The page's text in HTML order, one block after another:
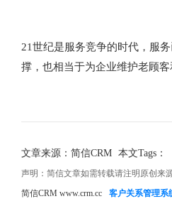
21世纪是服务竞争的时代，服
撑，也相当于为企业维护老顾
文章来源：简信CRM 本文Tags：
声明：简信文章如需转载请注明原创来
简信CRM www.crm.cc
客户关系管理系